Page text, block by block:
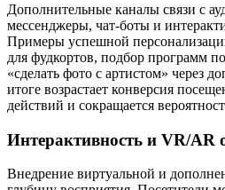
Дополнительные каналы связи с
мессенджеры, чат-боты и
Примеры успешной
для фудкортов, подбор программ
«сделать фото с артистом» через
итоге возрастает конверсия
действий и сокращается
Интерактивность и VR/AR
Внедрение виртуальной и